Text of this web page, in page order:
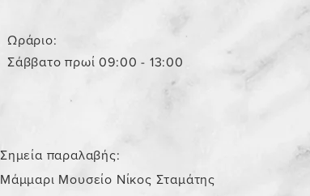
Ωράριο:
Σάββατο πρωί 09:00 - 13:00
Σημεία παραλαβής:
Μάμμαρι Μουσείο Νίκος Σταμάτης